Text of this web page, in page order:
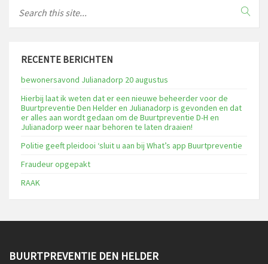
RECENTE BERICHTEN
bewonersavond Julianadorp 20 augustus
Hierbij laat ik weten dat er een nieuwe beheerder voor de
Buurtpreventie Den Helder en Julianadorp is gevonden en dat
er alles aan wordt gedaan om de Buurtpreventie D-H en
Julianadorp weer naar behoren te laten draaien!
Politie geeft pleidooi ‘sluit u aan bij What’s app Buurtpreventie
Fraudeur opgepakt
RAAK
BUURTPREVENTIE DEN HELDER